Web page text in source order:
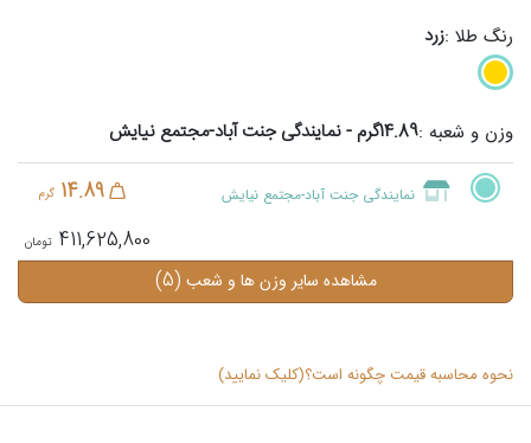
رنگ طلا :زرد
وزن و شعبه :14.89گرم - نمایندگی جنت آباد-مجتمع نیایش
نمایندگی جنت آباد-مجتمع نیایش 14.89 گرم
411,625,800
مشاهده سایر وزن ها و شعب (5)
نحوه محاسبه قیمت چگونه است؟(کلیک نمایید)